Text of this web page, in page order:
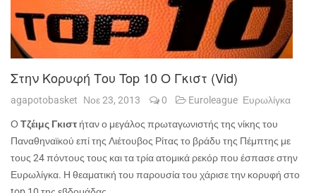
Στην Κορυφή Του Top 10 Ο Γκιστ (vid)
agapotobasket Νοε 23, 2013 0 Euroleague Ευρωλίγκα
ΟΤζέιμς Γκιστήταν ο μεγάλος πρωταγωνιστής της νίκης του
Παναθηναϊκού επί της Λιέτουβος Ρίτας το βράδυ της Πέμπτης με
τους 24 πόντους τους και τα τρία ατομικά ρεκόρ που έσπασε στην
Ευρωλίγκα. Η θεαματική του παρουσία του χάρισε την κορυφή στο